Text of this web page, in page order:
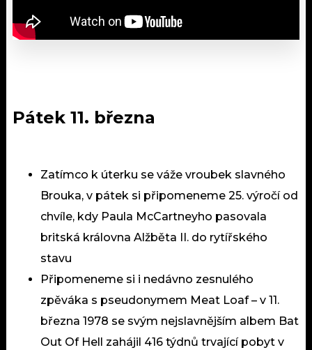
Pátek 11. března
Zatímco k úterku se váže vroubek slavného
Brouka, v pátek si připomeneme 25. výročí od
chvíle, kdy Paula McCartneyho pasovala
britská královna Alžběta II. do rytířského
stavu
Připomeneme si i nedávno zesnulého
zpěváka s pseudonymem Meat Loaf – v 11.
března 1978 se svým nejslavnějším albem Bat
Out Of Hell zahájil 416 týdnů trvající pobyt v